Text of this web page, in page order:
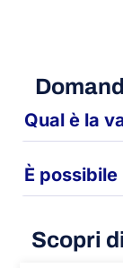
Qual è la
È
Scopri